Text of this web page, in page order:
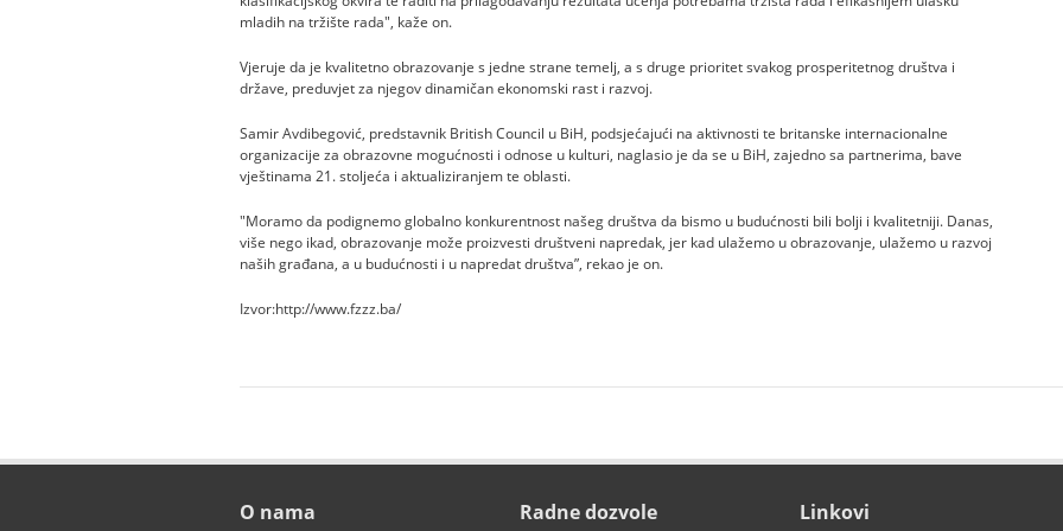
mladih na tržište rada", kaže on.
Vjeruje da je kvalitetno obrazovanje s jedne strane temelj, a s druge prioritet svakog prosperitetnog društva i
države, preduvjet za njegov dinamičan ekonomski rast i razvoj.
Samir Avdibegović, predstavnik British Council u BiH, podsjećajući na aktivnosti te britanske internacionalne
organizacije za obrazovne mogućnosti i odnose u kulturi, naglasio je da se u BiH, zajedno sa partnerima, bave
vještinama 21. stoljeća i aktualiziranjem te oblasti.
"Moramo da podignemo globalno konkurentnost našeg društva da bismo u budućnosti bili bolji i kvalitetniji. Danas,
više nego ikad, obrazovanje može proizvesti društveni napredak, jer kad ulažemo u obrazovanje, ulažemo u razvoj
naših građana, a u budućnosti i u napredat društva”, rekao je on.
Izvor:http://www.fzzz.ba/
O nama Radne dozvole Linkovi